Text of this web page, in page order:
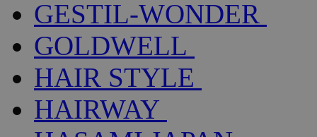
GESTIL-WONDER
GOLDWELL
HAIR STYLE
HAIRWAY